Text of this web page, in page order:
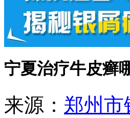
宁夏治疗牛皮癣
来源： 郑州市